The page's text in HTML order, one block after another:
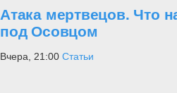
Атака мертвецов. Что
под Осовцом
Вчера, 21:00 Статьи